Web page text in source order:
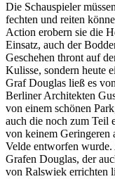
Die Schauspieler
fechten und reiten
Action erobern sie die
Einsatz, auch der
Geschehen thront auf
Kulisse, sondern heute
Graf Douglas ließ es
Berliner Architekten
von einem schönen
auch die noch zum Teil
von keinem Geringeren
Velde entworfen wurde.
Grafen Douglas, der
von Ralswiek errichten